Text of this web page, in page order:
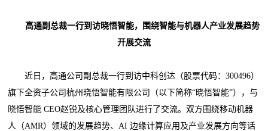
高通副总裁一行到访晓悟智能，围绕智能与机器人产业发展趋势
开展交流
近日，高通公司副总裁一行到访中科创达（股票代码：300496）
旗下全资子公司杭州晓悟智能有限公司（以下简称“晓悟智能”），与
晓悟智能 CEO赵锐及核心管理团队进行了交流。双方围绕移动机器
人（AMR）领域的发展趋势、AI 边缘计算应用及产业发展方向等话